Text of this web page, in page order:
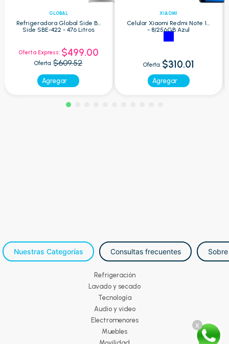
x
GLOBAL
Refrigeradora Global Side By
Side SBE-422 - 476 Litros
Oferta Express: $499.00
Oferta: $609.52
Agregar
XIAOMI
Celular Xiaomi Redmi Note 15
- 8/256GB Azul
Oferta: $310.01
Agregar
Nuestras Categorías Consultas frecuentes
Refrigeración
Lavado y secado
Tecnología
Audio y video
Electromenores
Muebles